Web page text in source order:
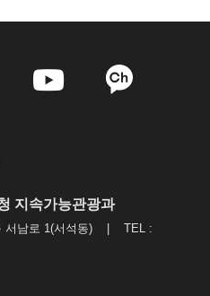
지속가능관광과
서남로 1(서석동) | TEL :